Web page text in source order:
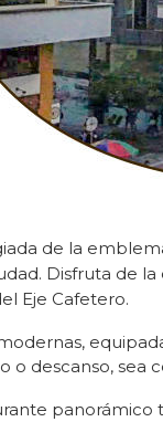
de la
Disfruta de
Eje Cafetero.
o descanso, sea